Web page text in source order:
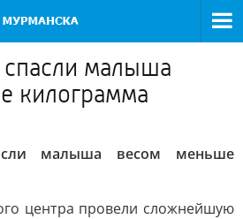
малыша
килограмма
малыша весом меньше
центра провели сложнейшую